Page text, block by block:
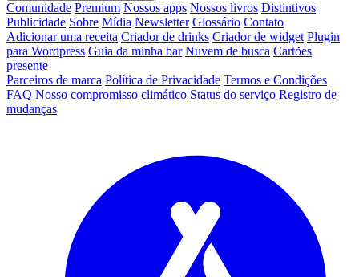
Comunidade Premium Nossos apps Nossos livros Distintivos
Publicidade Sobre Mídia Newsletter Glossário Contato
Adicionar uma receita Criador de drinks Criador de widget Plugin
para Wordpress Guia da minha bar Nuvem de busca Cartões
presente
Parceiros de marca Política de Privacidade Termos e Condições
FAQ Nosso compromisso climático Status do serviço Registro de
mudanças